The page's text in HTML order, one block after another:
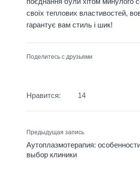
своїх теплових властивостей,
гарантує вам стиль і шик!
Поделитесь с друзьями
Нравится: 14
Предыдущая запись
Аутоплазмотерапия:
выбор клиники